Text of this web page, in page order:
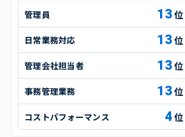
管理員 13
日常業務対応 13
管理会社担当者 13
事務管理業務 13
コストパフォーマンス 4